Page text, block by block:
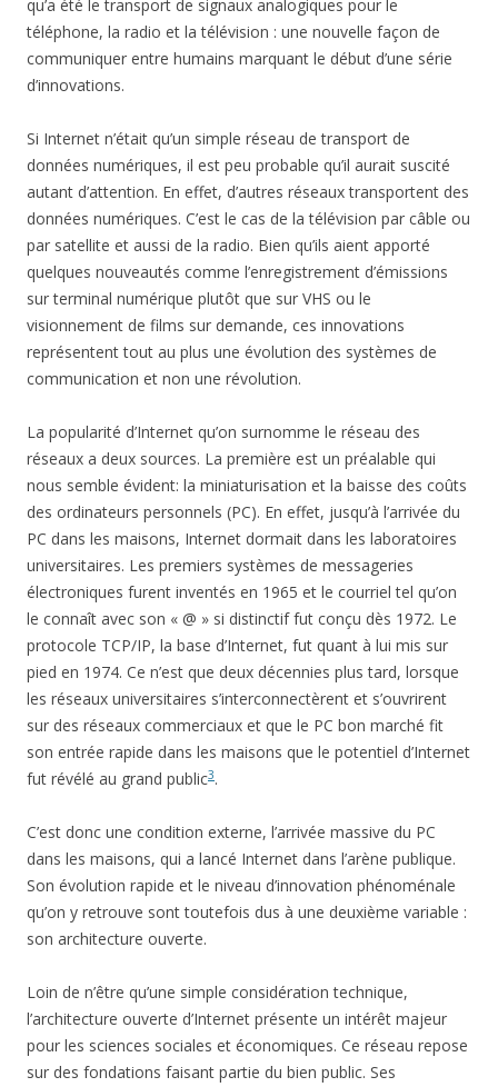
qu’a été le transport de signaux analogiques pour le
téléphone, la radio et la télévision : une nouvelle façon de
communiquer entre humains marquant le début d’une série
d’innovations.
Si Internet n’était qu’un simple réseau de transport de
données numériques, il est peu probable qu’il aurait suscité
autant d’attention. En effet, d’autres réseaux transportent des
données numériques. C’est le cas de la télévision par câble ou
par satellite et aussi de la radio. Bien qu’ils aient apporté
quelques nouveautés comme l’enregistrement d’émissions
sur terminal numérique plutôt que sur VHS ou le
visionnement de films sur demande, ces innovations
représentent tout au plus une évolution des systèmes de
communication et non une révolution.
La popularité d’Internet qu’on surnomme le réseau des
réseaux a deux sources. La première est un préalable qui
nous semble évident: la miniaturisation et la baisse des coûts
des ordinateurs personnels (PC). En effet, jusqu’à l’arrivée du
PC dans les maisons, Internet dormait dans les laboratoires
universitaires. Les premiers systèmes de messageries
électroniques furent inventés en 1965 et le courriel tel qu’on
le connaît avec son « @ » si distinctif fut conçu dès 1972. Le
protocole TCP/IP, la base d’Internet, fut quant à lui mis sur
pied en 1974. Ce n’est que deux décennies plus tard, lorsque
les réseaux universitaires s’interconnectèrent et s’ouvrirent
sur des réseaux commerciaux et que le PC bon marché fit
son entrée rapide dans les maisons que le potentiel d’Internet
fut révélé au grand public3.
C’est donc une condition externe, l’arrivée massive du PC
dans les maisons, qui a lancé Internet dans l’arène publique.
Son évolution rapide et le niveau d’innovation phénoménale
qu’on y retrouve sont toutefois dus à une deuxième variable :
son architecture ouverte.
Loin de n’être qu’une simple considération technique,
l’architecture ouverte d’Internet présente un intérêt majeur
pour les sciences sociales et économiques. Ce réseau repose
sur des fondations faisant partie du bien public. Ses